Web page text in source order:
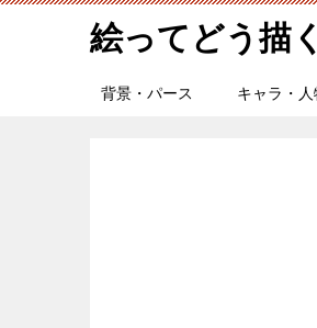
絵ってどう描
背景・パース キャラ・人